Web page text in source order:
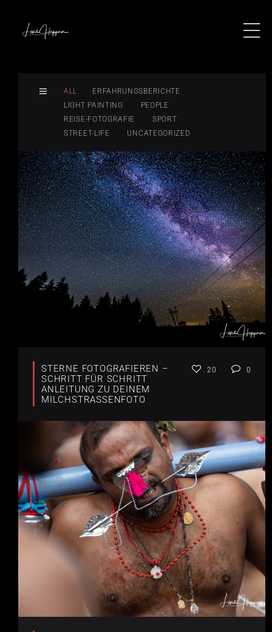
ALL
ERFAHRUNGSBERICHTE
LIGHT PAINTING
PEOPLE
REISE-FOTOGRAFIE
SPORT
STREET-LIFE
UNCATEGORIZED
STERNE FOTOGRAFIEREN –
SCHRITT FÜR SCHRITT
ANLEITUNG ZU DEINEM
MILCHSTRASSENFOTO
20 0